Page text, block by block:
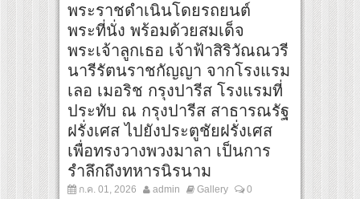
พระราชดำเนินโดยรถยนต์
พระที่นั่ง พร้อมด้วยสมเด็จ
พระเจ้าลูกเธอ เจ้าฟ้าสิริวัณณวรี
นารีรัตนราชกัญญา จากโรงแรม
เลอ เมอริช กรุงปารีส โรงแรมที่
ประทับ ณ กรุงปารีส สาธารณรัฐ
ฝรั่งเศส ไปยังประตูชัยฝรั่งเศส
เพื่อทรงวางพวงมาลา เป็นการ
รำลึกถึงทหารนิรนาม
ก.ค. 01, 2026 admin Gallery 0